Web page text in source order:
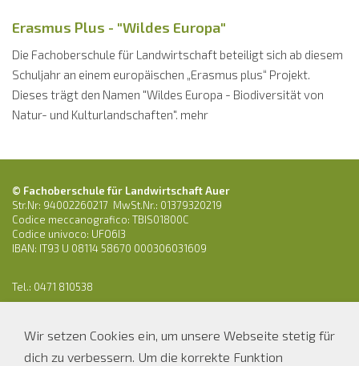
Erasmus Plus - "Wildes Europa"
Die Fachoberschule für Landwirtschaft beteiligt sich ab diesem
Schuljahr an einem europäischen „Erasmus plus“ Projekt.
Dieses trägt den Namen "Wildes Europa - Biodiversität von
Natur- und Kulturlandschaften". mehr
© Fachoberschule für Landwirtschaft Auer
Str.Nr: 94002260217 MwSt.Nr.: 01379320219
Codice meccanografico: TBIS01800C
Codice univoco: UFO6I3
IBAN: IT93 U 08114 58670 000306031609
Tel.: 0471 810538
PEC: ofl.auer@pec.prov.bz.it
Wir setzen Cookies ein, um unsere Webseite stetig für
dich zu verbessern. Um die korrekte Funktion